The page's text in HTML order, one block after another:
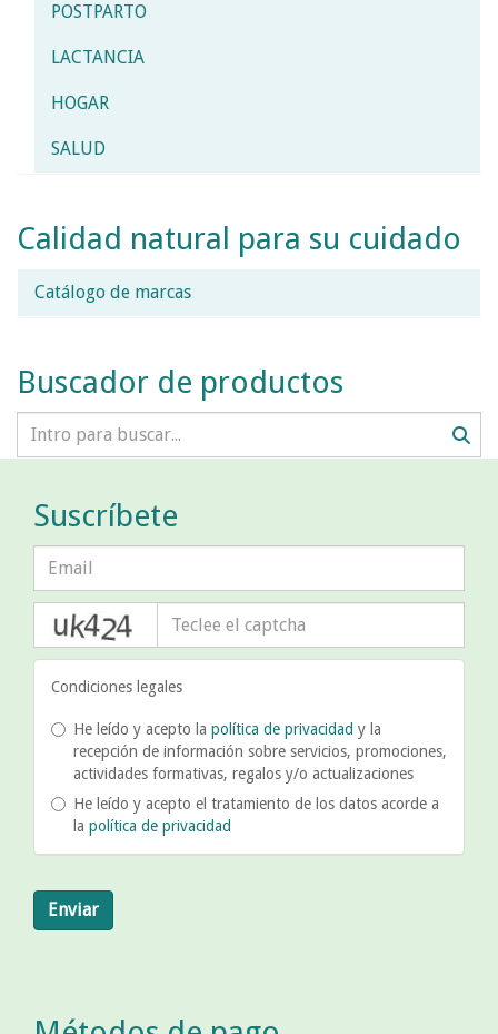
POSTPARTO
LACTANCIA
HOGAR
SALUD
Calidad natural para su cuidado
Catálogo de marcas
Buscador de productos
Suscríbete
Condiciones legales
He leído y acepto la política de privacidad y la
recepción de información sobre servicios, promociones,
actividades formativas, regalos y/o actualizaciones
He leído y acepto el tratamiento de los datos acorde a
la política de privacidad
Enviar